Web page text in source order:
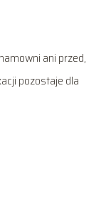
ani przed,
pozostaje dla